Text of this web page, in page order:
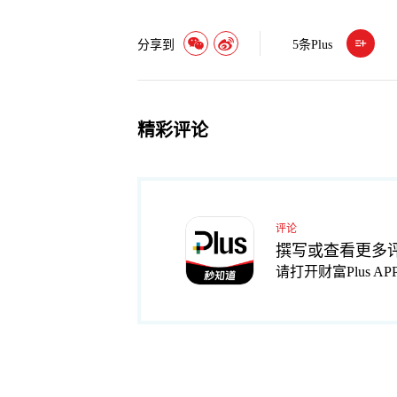
分享到 5条Plus
精彩评论
评论
撰写或查看更多
请打开财富Plus